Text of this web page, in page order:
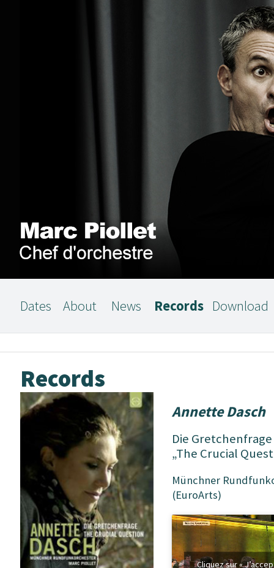
Dates About News Records Download
Records
Annette Dasch
Die Gretchenfrage
„The Crucial
Münchner
(EuroArts)
Cliquez sur «